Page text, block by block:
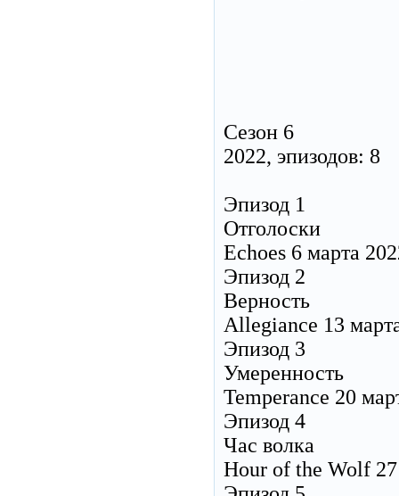
Сезон 6
2022, эпизодов: 8
Эпизод 1
Отголоски
Echoes 6 марта
Эпизод 2
Верность
Allegiance 13
Эпизод 3
Умеренность
Temperance 20
Эпизод 4
Час волка
Hour of the Wolf